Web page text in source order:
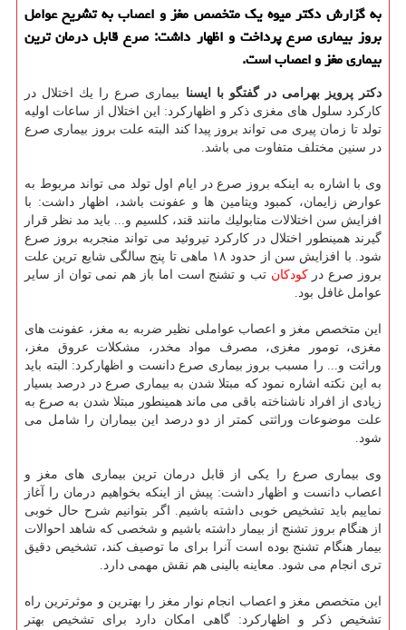
به گزارش دكتر میوه یك متخصص مغز و اعصاب به تشریح عوامل
بروز بیماری صرع پرداخت و اظهار داشت: صرع قابل درمان ترین
بیماری مغز و اعصاب است.
دكتر پرویز بهرامی در گفتگو با ایسنا بیماری صرع را یك اختلال در
كاركرد سلول های مغزی ذكر و اظهاركرد: این اختلال از ساعات اولیه
تولد تا زمان پیری می تواند بروز پیدا كند البته علت بروز بیماری صرع
در سنین مختلف متفاوت می باشد.
وی با اشاره به اینكه بروز صرع در ایام اول تولد می تواند مربوط به
عوارض زایمان، كمبود ویتامین ها و عفونت باشد، اظهار داشت: با
افزایش سن اختلالات متابولیك مانند قند، كلسیم و... باید مد نظر قرار
گیرند همینطور اختلال در كاركرد تیروئید می تواند منجربه بروز صرع
شود. با افزایش سن از حدود ۱۸ ماهی تا پنج سالگی شایع ترین علت
بروز صرع دركودكان تب و تشنج است اما باز هم نمی توان از سایر
عوامل غافل بود.
این متخصص مغز و اعصاب عواملی نظیر ضربه به مغز، عفونت های
مغزی، تومور مغزی، مصرف مواد مخدر، مشكلات عروق مغز،
وراثت و... را مسبب بروز بیماری صرع دانست و اظهاركرد: البته باید
به این نكته اشاره نمود كه مبتلا شدن به بیماری صرع در درصد بسیار
زیادی از افراد ناشناخته باقی می ماند همینطور مبتلا شدن به صرع به
علت موضوعات وراثتی كمتر از دو درصد این بیماران را شامل می
شود.
وی بیماری صرع را یكی از قابل درمان ترین بیماری های مغز و
اعصاب دانست و اظهار داشت: پیش از اینكه بخواهیم درمان را آغاز
نماییم باید تشخیص خوبی داشته باشیم. اگر بتوانیم شرح حال خوبی
از هنگام بروز تشنج از بیمار داشته باشیم و شخصی كه شاهد احوالات
بیمار هنگام تشنج بوده است آنرا برای ما توصیف كند، تشخیص دقیق
تری انجام می شود. معاینه بالینی هم نقش مهمی دارد.
این متخصص مغز و اعصاب انجام نوار مغز را بهترین و موثرترین راه
تشخیص ذكر و اظهاركرد: گاهی امكان دارد برای تشخیص بهتر